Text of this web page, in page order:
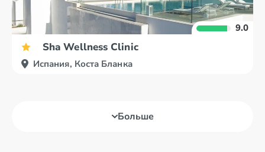
9.0
Sha Wellness Clinic
Испания, Коста Бланка
Больше